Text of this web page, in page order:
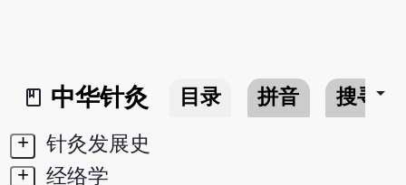
book_2
中华针灸 目录 拼音 搜寻arrow_drop_down
+
针灸发展史
+
经络学